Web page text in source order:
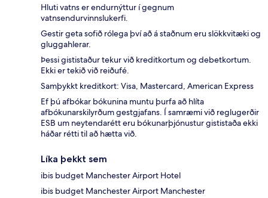
Hluti vatns er endurnýttur í gegnum
vatnsendurvinnslukerfi.
Gestir geta sofið rólega því að á staðnum eru slökkvitæki og
gluggahlerar.
Þessi gististaður tekur við kreditkortum og debetkortum.
Ekki er tekið við reiðufé.
Samþykkt kreditkort: Visa, Mastercard, American Express
Ef þú afbókar bókunina muntu þurfa að hlíta
afbókunarskilyrðum gestgjafans. Í samræmi við reglugerðir
ESB um neytendarétt eru bókunarþjónustur gististaða ekki
háðar rétti til að hætta við.
Líka þekkt sem
ibis budget Manchester Airport Hotel
ibis budget Manchester Airport Manchester